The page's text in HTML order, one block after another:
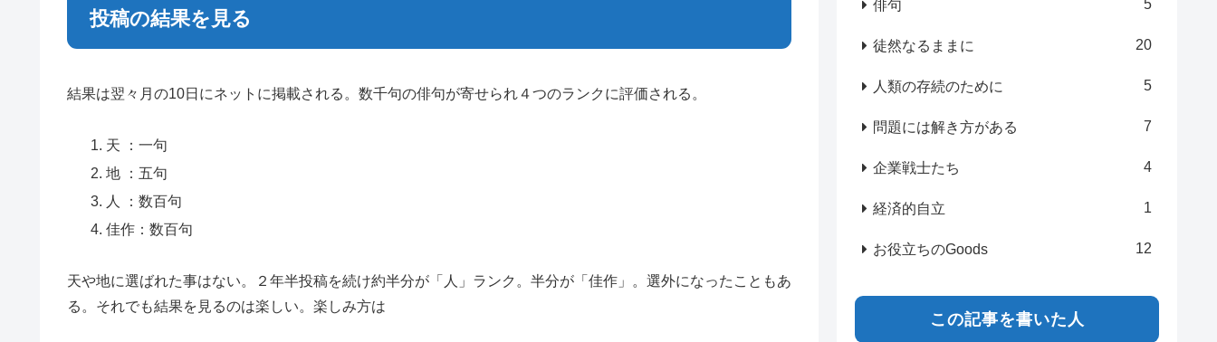
投稿の結果を見る
結果は翌々月の10日にネットに掲載される。数千句の俳句が寄せられ４つのランクに評価される。
天 ：一句
地 ：五句
人 ：数百句
佳作：数百句
天や地に選ばれた事はない。２年半投稿を続け約半分が「人」ランク。半分が「佳作」。選外になったこともあ
る。それでも結果を見るのは楽しい。楽しみ方は
俳句 5
徒然なるままに 20
人類の存続のために 5
問題には解き方がある 7
企業戦士たち 4
経済的自立 1
お役立ちのGoods 12
この記事を書いた人